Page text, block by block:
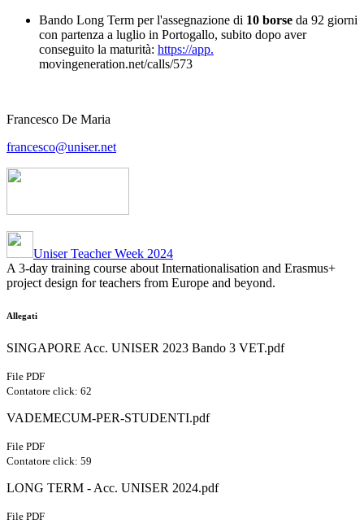
Bando Long Term per l'assegnazione di 10 borse da 92 giorni
con partenza a luglio in Portogallo, subito dopo aver
conseguito la maturità: https://app.
movingeneration.net/calls/573
Francesco De Maria
francesco@uniser.net
Uniser Teacher Week 2024
A 3-day training course about Internationalisation and Erasmus+
project design for teachers from Europe and beyond.
Allegati
SINGAPORE Acc. UNISER 2023 Bando 3 VET.pdf
File PDF
Contatore click: 62
VADEMECUM-PER-STUDENTI.pdf
File PDF
Contatore click: 59
LONG TERM - Acc. UNISER 2024.pdf
File PDF